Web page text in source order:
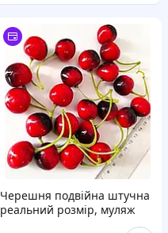
Черешня подвійна штучна
реальний розмір, муляж